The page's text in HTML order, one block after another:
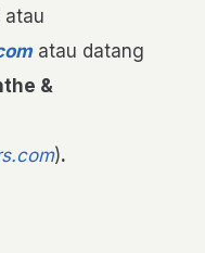
atau
atau datang
&
).